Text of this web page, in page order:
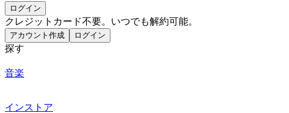
ログイン
クレジットカード不要。いつでも解約可能。
アカウント作成 ログイン
探す
音楽
インストア